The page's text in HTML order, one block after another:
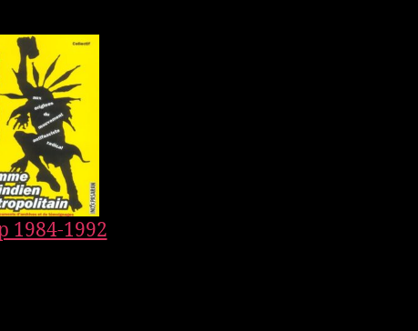
1984-1992